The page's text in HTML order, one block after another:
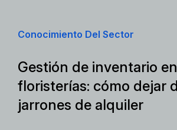
Conocimiento Del Sector
Gestión de inventario en
floristerías: cómo dejar
jarrones de alquiler